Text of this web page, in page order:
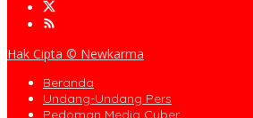
Hak Cipta © Newkarma
Beranda
Undang-Undang Pers
Pedoman Media Cyber